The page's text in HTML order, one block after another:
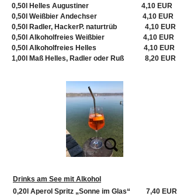
0,50l Helles Augustiner 4,10 EUR
0,50l Weißbier Andechser 4,10 EUR
0,50l Radler, HackerP. naturtrüb 4,10 EUR
0,50l Alkoholfreies Weißbier 4,10 EUR
0,50l Alkoholfreies Helles 4,10 EUR
1,00l Maß Helles, Radler oder Ruß 8,20 EUR
Drinks am See mit Alkohol
0,20l Aperol Spritz „Sonne im Glas“ 7,40 EUR